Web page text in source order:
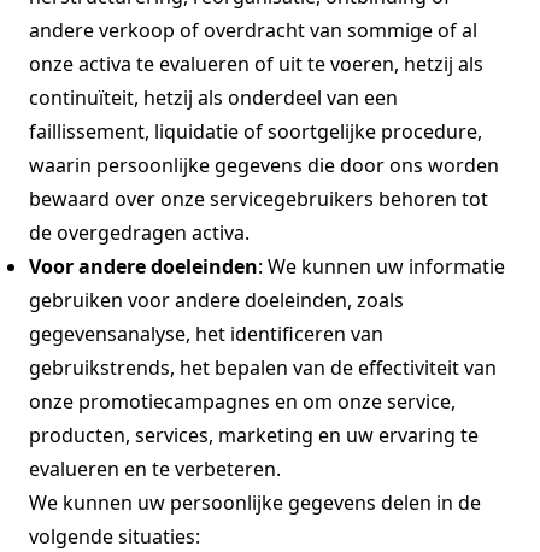
andere verkoop of overdracht van sommige of al
onze activa te evalueren of uit te voeren, hetzij als
continuïteit, hetzij als onderdeel van een
faillissement, liquidatie of soortgelijke procedure,
waarin persoonlijke gegevens die door ons worden
bewaard over onze servicegebruikers behoren tot
de overgedragen activa.
Voor andere doeleinden: We kunnen uw informatie
gebruiken voor andere doeleinden, zoals
gegevensanalyse, het identificeren van
gebruikstrends, het bepalen van de effectiviteit van
onze promotiecampagnes en om onze service,
producten, services, marketing en uw ervaring te
evalueren en te verbeteren.
We kunnen uw persoonlijke gegevens delen in de
volgende situaties: